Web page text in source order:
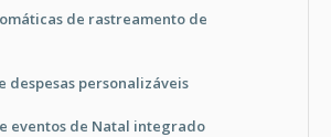
de rastreamento de
despesas personalizáveis
eventos de Natal integrado